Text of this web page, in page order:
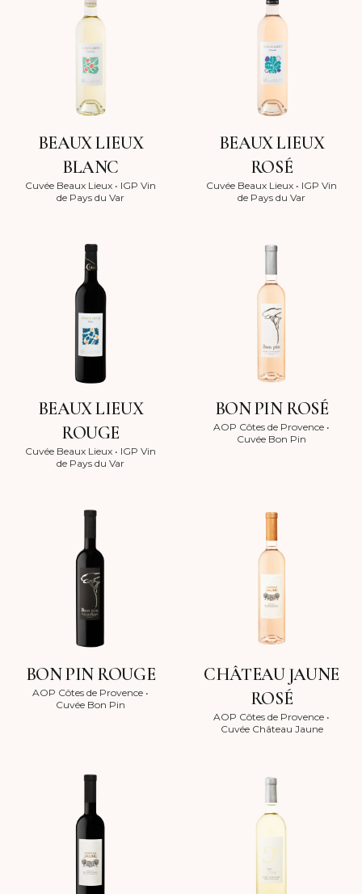
BEAUX LIEUX
BLANC
Cuvée Beaux Lieux • IGP Vin
de Pays du Var
BEAUX LIEUX
ROSÉ
Cuvée Beaux Lieux • IGP Vin
de Pays du Var
BEAUX LIEUX
ROUGE
Cuvée Beaux Lieux • IGP Vin
de Pays du Var
BON PIN ROSÉ
AOP Côtes de Provence •
Cuvée Bon Pin
BON PIN ROUGE
AOP Côtes de Provence •
Cuvée Bon Pin
CHÂTEAU JAUNE
ROSÉ
AOP Côtes de Provence •
Cuvée Château Jaune